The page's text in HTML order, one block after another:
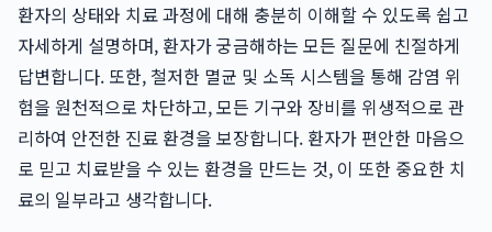
환자의 상태와 치료 과정에 대해 충분히 이해할 수 있도록 쉽고
자세하게 설명하며, 환자가 궁금해하는 모든 질문에 친절하게
답변합니다. 또한, 철저한 멸균 및 소독 시스템을 통해 감염 위
험을 원천적으로 차단하고, 모든 기구와 장비를 위생적으로 관
리하여 안전한 진료 환경을 보장합니다. 환자가 편안한 마음으
로 믿고 치료받을 수 있는 환경을 만드는 것, 이 또한 중요한 치
료의 일부라고 생각합니다.